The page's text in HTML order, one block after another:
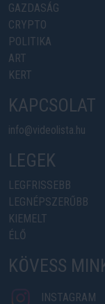
GAZDASÁG
CRYPTO
POLITIKA
ART
KERT
KAPCSOLAT
info@videolista.hu
LEGEK
LEGFRISSEBB
LEGNÉPSZERŰBB
KIEMELT
ÉLŐ
KÖVESS
INSTAGRAM